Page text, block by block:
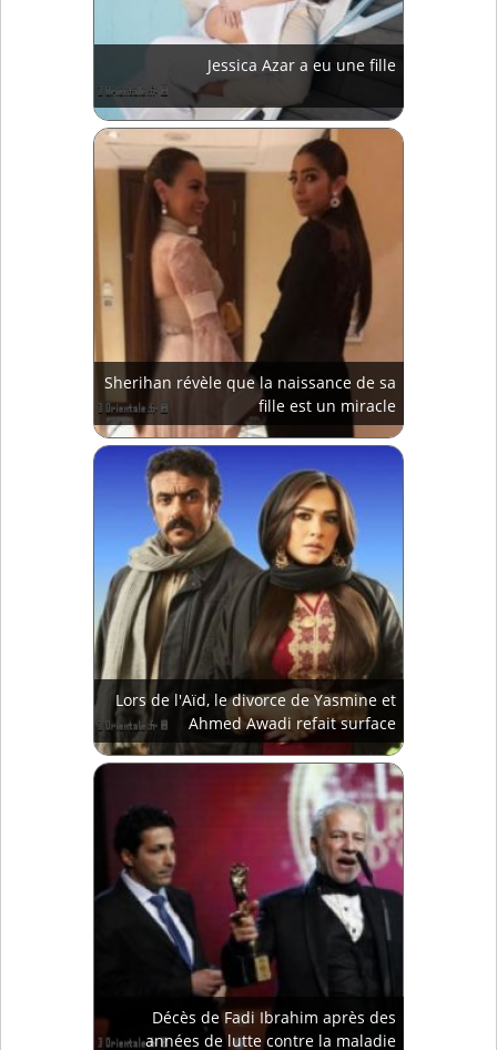
Jessica Azar a eu une fille
Sherihan révèle que la naissance de sa
fille est un miracle
Lors de l'Aïd, le divorce de Yasmine et
Ahmed Awadi refait surface
Décès de Fadi Ibrahim après des
années de lutte contre la maladie